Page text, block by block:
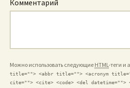
Комментарий
Можно использовать следующие HTML-теги и
title=""> <abbr title=""> <acronym
cite=""> <cite> <code> <del datetime="">